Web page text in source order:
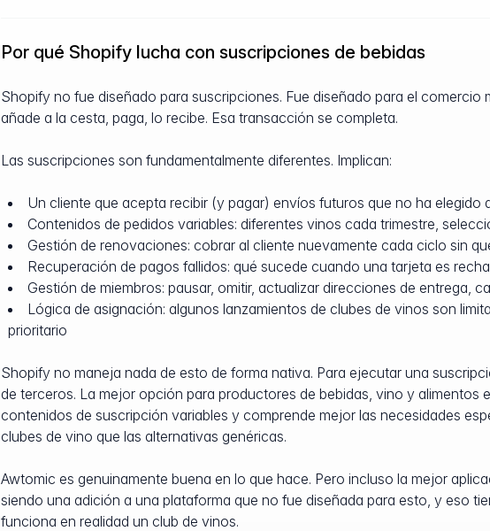
Por qué Shopify lucha con suscripciones de bebidas
Shopify no fue diseñado para suscripciones. Fue diseñado para el comercio
añade a la cesta, paga, lo recibe. Esa transacción se completa.
Las suscripciones son fundamentalmente diferentes. Implican:
Un cliente que acepta recibir (y pagar) envíos futuros que no ha elegido
Contenidos de pedidos variables: diferentes vinos cada trimestre,
Gestión de renovaciones: cobrar al cliente nuevamente cada ciclo sin
Recuperación de pagos fallidos: qué sucede cuando una tarjeta es
Gestión de miembros: pausar, omitir, actualizar direcciones de entrega,
Lógica de asignación: algunos lanzamientos de clubes de vinos son
prioritario
Shopify no maneja nada de esto de forma nativa. Para ejecutar una
de terceros. La mejor opción para productores de bebidas, vino y alimentos
contenidos de suscripción variables y comprende mejor las necesidades
clubes de vino que las alternativas genéricas.
Awtomic es genuinamente buena en lo que hace. Pero incluso la mejor
siendo una adición a una plataforma que no fue diseñada para esto, y eso
funciona en realidad un club de vinos.